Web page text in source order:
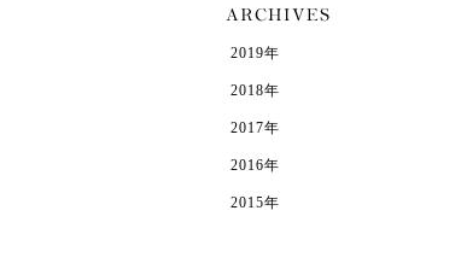
2019年
2018年
2017年
2016年
2015年